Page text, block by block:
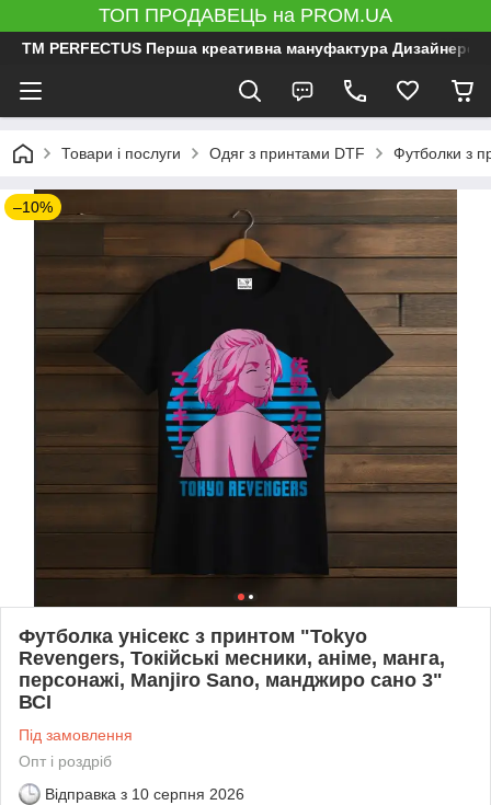
ТОП ПРОДАВЕЦЬ на PROM.UA
ТМ PERFECTUS Перша креативна мануфактура
Товари і послуги Одяг з принтами DTF Футболки з
–10%
Футболка унісекс з принтом "Tokyo
Revengers, Токійські месники, аніме, манга,
персонажі, Manjiro Sano, манджиро сано 3"
ВСІ
Під замовлення
Опт і роздріб
Відправка з 10 серпня 2026